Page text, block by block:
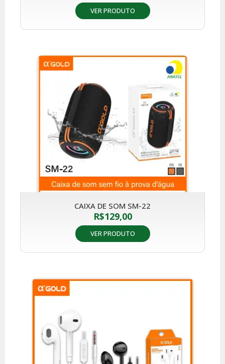
VER PRODUTO
CAIXA DE SOM SM-22
R$129,00
VER PRODUTO